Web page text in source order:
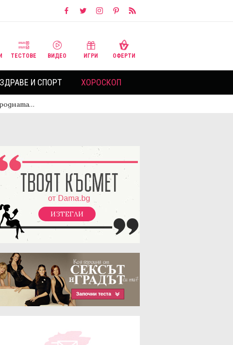
ТЕСТОВЕ ВИДЕО ИГРИ ОФЕРТИ
ЗДРАВЕ И СПОРТ ХОРОСКОП
ИЗТЕГЛИ